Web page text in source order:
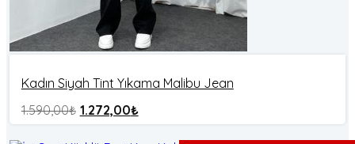
Kadın Siyah Tint Yıkama Malibu Jean
1.590,00₺ 1.272,00₺